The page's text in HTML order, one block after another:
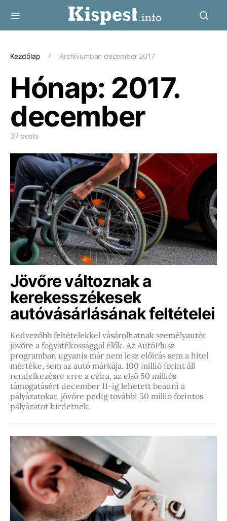
Kezdőlap Archívumban december 2017
Hónap: 2017.
december
37 posts
Jövőre változnak a
kerekesszékesek
autóvásárlásának feltételei
Kedvezőbb feltételekkel vásárolhatnak személyautót
jövőre a fogyatékossággal élők. Az AutóPlusz
programban ugyanis már nem lesz előírás sem a hitel
mértéke, sem az autó márkája. 100 millió forint áll
rendelkezésre erre a célra, az első 50 milliós
támogatásért december 11-ig lehetett beadni a
pályázatokat, jövőre pedig további 50 millió forintos
pályázatot hirdetnek.